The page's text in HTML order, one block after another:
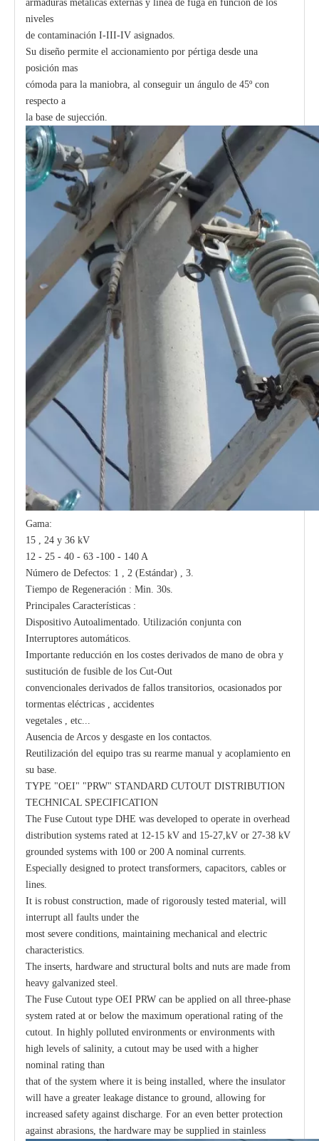
armaduras metálicas externas y línea de fuga en función de los
niveles
de contaminación I-III-IV asignados.
Su diseño permite el accionamiento por pértiga desde una
posición mas
cómoda para la maniobra, al conseguir un ángulo de 45º con
respecto a
la base de sujección.
Gama:
15 , 24 y 36 kV
12 - 25 - 40 - 63 -100 - 140 A
Número de Defectos: 1 , 2 (Estándar) , 3.
Tiempo de Regeneración : Min. 30s.
Principales Características :
Dispositivo Autoalimentado. Utilización conjunta con
Interruptores automáticos.
Importante reducción en los costes derivados de mano de obra y
sustitución de fusible de los Cut-Out
convencionales derivados de fallos transitorios, ocasionados por
tormentas eléctricas , accidentes
vegetales , etc...
Ausencia de Arcos y desgaste en los contactos.
Reutilización del equipo tras su rearme manual y acoplamiento en
su base.
TYPE "OEI" "PRW" STANDARD CUTOUT DISTRIBUTION
TECHNICAL SPECIFICATION
The Fuse Cutout type DHE was developed to operate in overhead
distribution systems rated at 12-15 kV and 15-27,kV or 27-38 kV
grounded systems with 100 or 200 A nominal currents.
Especially designed to protect transformers, capacitors, cables or
lines.
It is robust construction, made of rigorously tested material, will
interrupt all faults under the
most severe conditions, maintaining mechanical and electric
characteristics.
The inserts, hardware and structural bolts and nuts are made from
heavy galvanized steel.
The Fuse Cutout type OEI PRW can be applied on all three-phase
system rated at or below the maximum operational rating of the
cutout. In highly polluted environments or environments with
high levels of salinity, a cutout may be used with a higher
nominal rating than
that of the system where it is being installed, where the insulator
will have a greater leakage distance to ground, allowing for
increased safety against discharge. For an even better protection
against abrasions, the hardware may be supplied in stainless